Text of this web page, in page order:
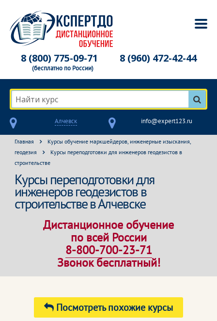
8 (800) 775-09-71
(бесплатно по России)
8 (960) 472-42-44
Найти курс
Алчевск info@expert123.ru
Главная
Курсы обучение маркшейдеров, инженерные изыскания,
геодезия
Курсы переподготовки для инженеров геодезистов в
строительстве
Курсы переподготовки для
инженеров геодезистов в
строительстве в Алчевске
Дистанционное обучение
по всей России
8-800-700-23-71
Звонок бесплатный!
Посмотреть похожие курсы